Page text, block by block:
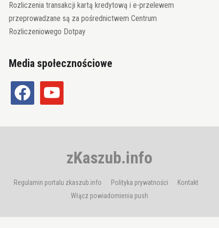
Rozliczenia transakcji kartą kredytową i e-przelewem
przeprowadzane są za pośrednictwem Centrum
Rozliczeniowego Dotpay
Media społecznościowe
facebook youtube
zKaszub.info
Regulamin portalu zkaszub.info Polityka prywatności
Kontakt
Włącz powiadomienia push